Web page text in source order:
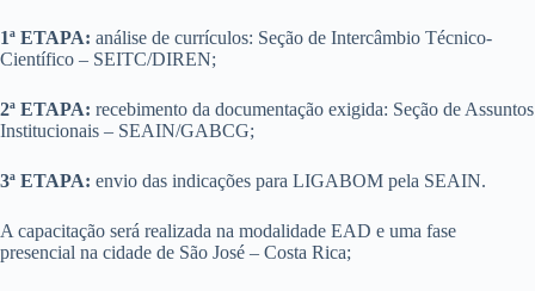
1ª ETAPA: análise de currículos: Seção de Intercâmbio Técnico-
Científico – SEITC/DIREN;
2ª ETAPA: recebimento da documentação exigida: Seção de Assuntos
Institucionais – SEAIN/GABCG;
3ª ETAPA: envio das indicações para LIGABOM pela SEAIN.
A capacitação será realizada na modalidade EAD e uma fase
presencial na cidade de São José – Costa Rica;